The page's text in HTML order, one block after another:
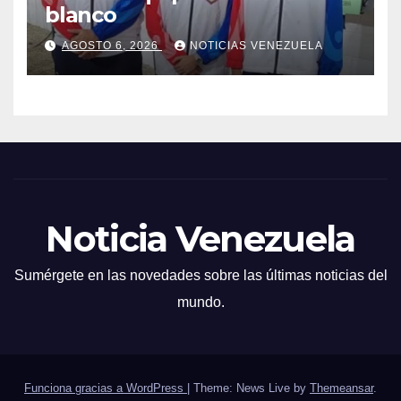
blanco
AGOSTO 6, 2026 NOTICIAS VENEZUELA
Noticia Venezuela
Sumérgete en las novedades sobre las últimas noticias del
mundo.
Funciona gracias a WordPress Theme: News Live by Themeansar.